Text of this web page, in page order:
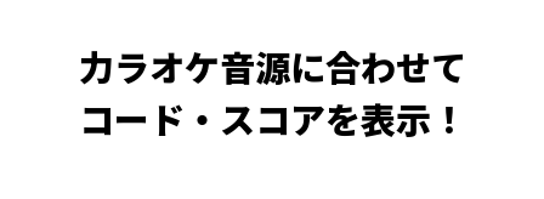
力ラオケ音源に合わせて
コード・スコアを表示！